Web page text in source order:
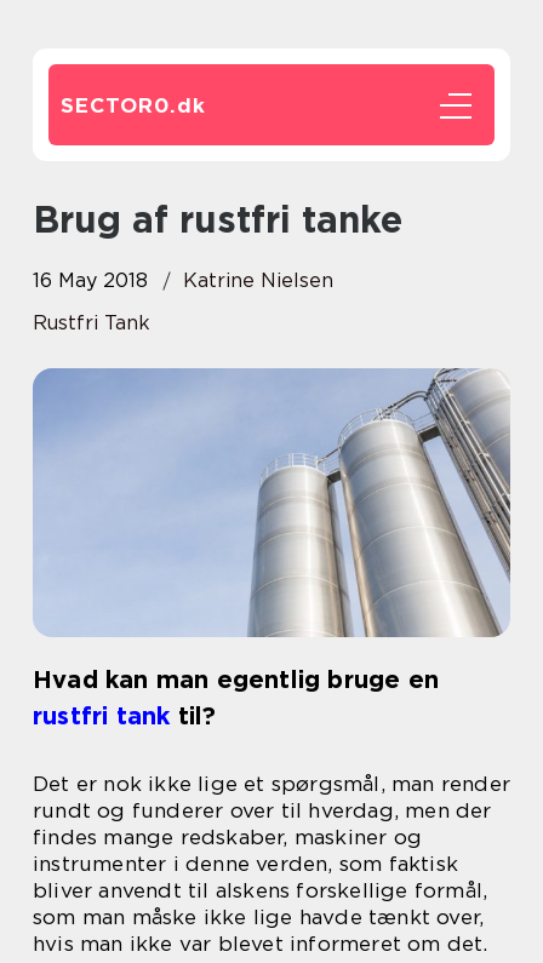
SECTOR0.dk
Brug af rustfri tanke
16 May 2018
Katrine Nielsen
Rustfri Tank
Hvad kan man egentlig bruge en
rustfri tank til?
Det er nok ikke lige et spørgsmål, man render
rundt og funderer over til hverdag, men der
findes mange redskaber, maskiner og
instrumenter i denne verden, som faktisk
bliver anvendt til alskens forskellige formål,
som man måske ikke lige havde tænkt over,
hvis man ikke var blevet informeret om det.